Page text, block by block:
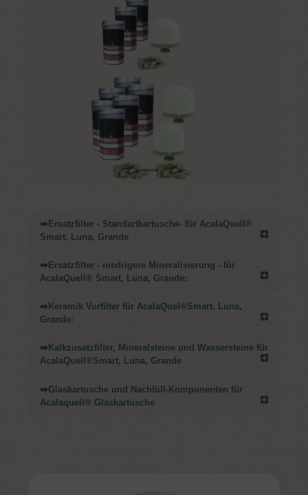
➡️Ersatzfilter - Standartkartusche- für AcalaQuell®
Smart, Luna, Grande
➡️Ersatzfilter - niedrigere Mineralisierung - für
AcalaQuell® Smart, Luna, Grande:
➡️Keramik Vorfilter für AcalaQuel®Smart, Luna,
Grande:
➡️Kalkzusatzfilter, Mineralsteine und Wassersteine für
AcalaQuell®Smart, Luna, Grande
➡️Glaskartusche und Nachfüll-Komponenten für
Acalaquell® Glaskartusche